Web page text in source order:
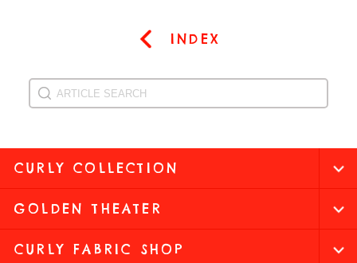
INDEX
CURLY COLLECTION
GOLDEN THEATER
CURLY FABRIC SHOP